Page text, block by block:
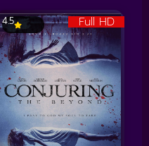
Full HD
4.5